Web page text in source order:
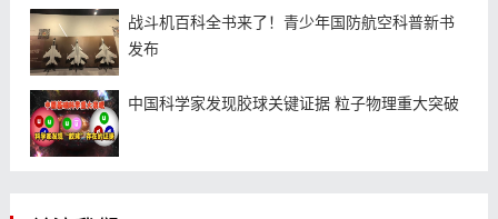
战斗机百科全书来了！青少年国防航空科普新书
发布
中国科学家发现胶球关键证据 粒子物理重大突破